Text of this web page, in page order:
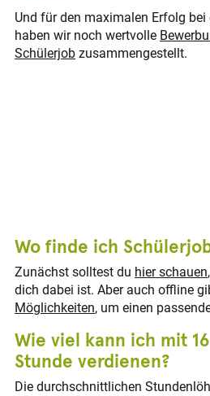
hast, könnte das ein
einem liebevollen
absolute
Schließlich hast du
Menschen zugehen
richtige Job neben der
Beispiel ein neuer
Und für den maximalen Erfolg bei
haben wir noch wertvolle
Schülerjob zusammengestellt.
Wo finde ich
Zunächst solltest du hier schauen
dich dabei ist. Aber auch offline
Möglichkeiten, um einen
Wie viel kann ich mit
Stunde verdienen?
Die durchschnittlichen